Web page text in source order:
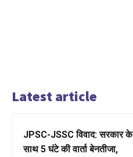
Latest article
JPSC-JSSC विवाद: सरकार के
साथ 5 घंटे की वार्ता बेनतीजा,